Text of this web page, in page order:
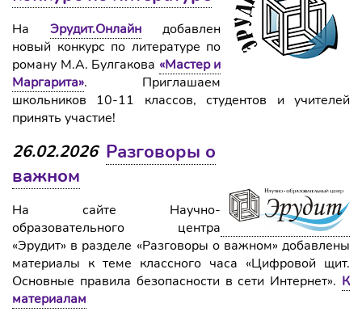
На Эрудит.Онлайн добавлен
новый конкурс по литературе по
роману М.А. Булгакова «Мастер и
Маргарита». Приглашаем
школьников 10-11 классов, студентов и учителей
принять участие!
26.02.2026 Разговоры о
важном
На сайте Научно-
образовательного центра
«Эрудит» в разделе «Разговоры о важном» добавлены
материалы к теме классного часа «Цифровой щит.
Основные правила безопасности в сети Интернет». К
материалам